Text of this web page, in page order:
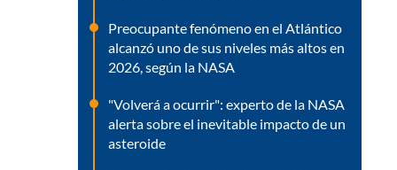
Preocupante fenómeno en el Atlántico
alcanzó uno de sus niveles más altos en
2026, según la NASA
"Volverá a ocurrir": experto de la NASA
alerta sobre el inevitable impacto de un
asteroide